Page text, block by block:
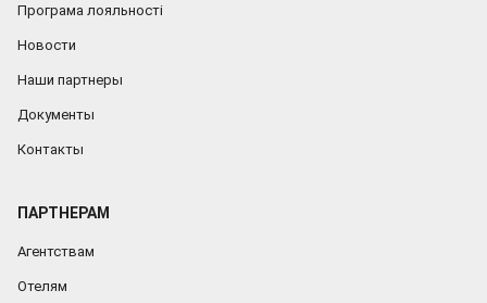
Програма лояльності
Новости
Наши партнеры
Документы
Контакты
ПАРТНЕРАМ
Агентствам
Отелям